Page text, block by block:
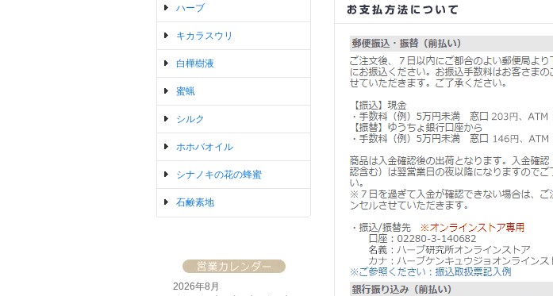
ハーブ
キカラスウリ
白樺樹液
蜜蝋
シルク
ホホバオイル
シナノキの花の蜂蜜
石鹸素地
2026年8月